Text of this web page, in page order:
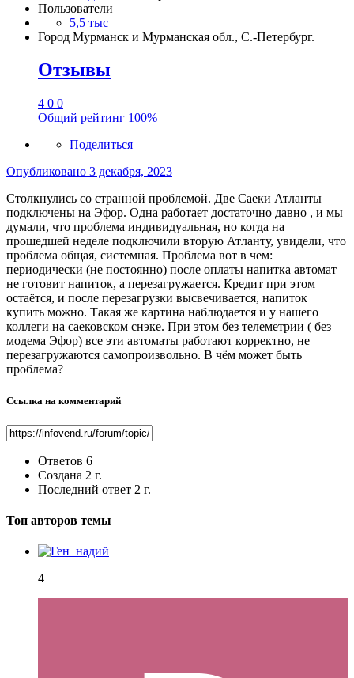
Пользователи
5,5 тыс
Город Мурманск и Мурманская обл., С.-Петербург.
Отзывы
4 0 0
Общий рейтинг 100%
Поделиться
Опубликовано 3 декабря, 2023
Столкнулись со странной проблемой. Две Саеки Атланты
подключены на Эфор. Одна работает достаточно давно , и мы
думали, что проблема индивидуальная, но когда на
прошедшей неделе подключили вторую Атланту, увидели, что
проблема общая, системная. Проблема вот в чем:
периодически (не постоянно) после оплаты напитка автомат
не готовит напиток, а перезагружается. Кредит при этом
остаётся, и после перезагрузки высвечивается, напиток
купить можно. Такая же картина наблюдается и у нашего
коллеги на саековском снэке. При этом без телеметрии ( без
модема Эфор) все эти автоматы работают корректно, не
перезагружаются самопроизвольно. В чём может быть
проблема?
Ссылка на комментарий
Ответов 6
Создана 2 г.
Последний ответ 2 г.
Топ авторов темы
4